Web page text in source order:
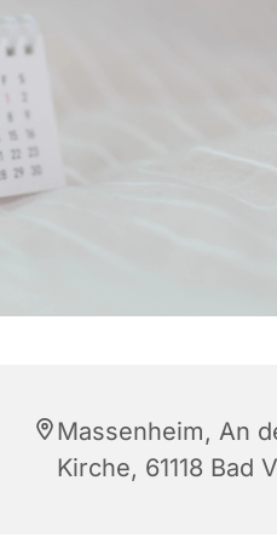
Massenheim, An
Kirche, 61118 Bad